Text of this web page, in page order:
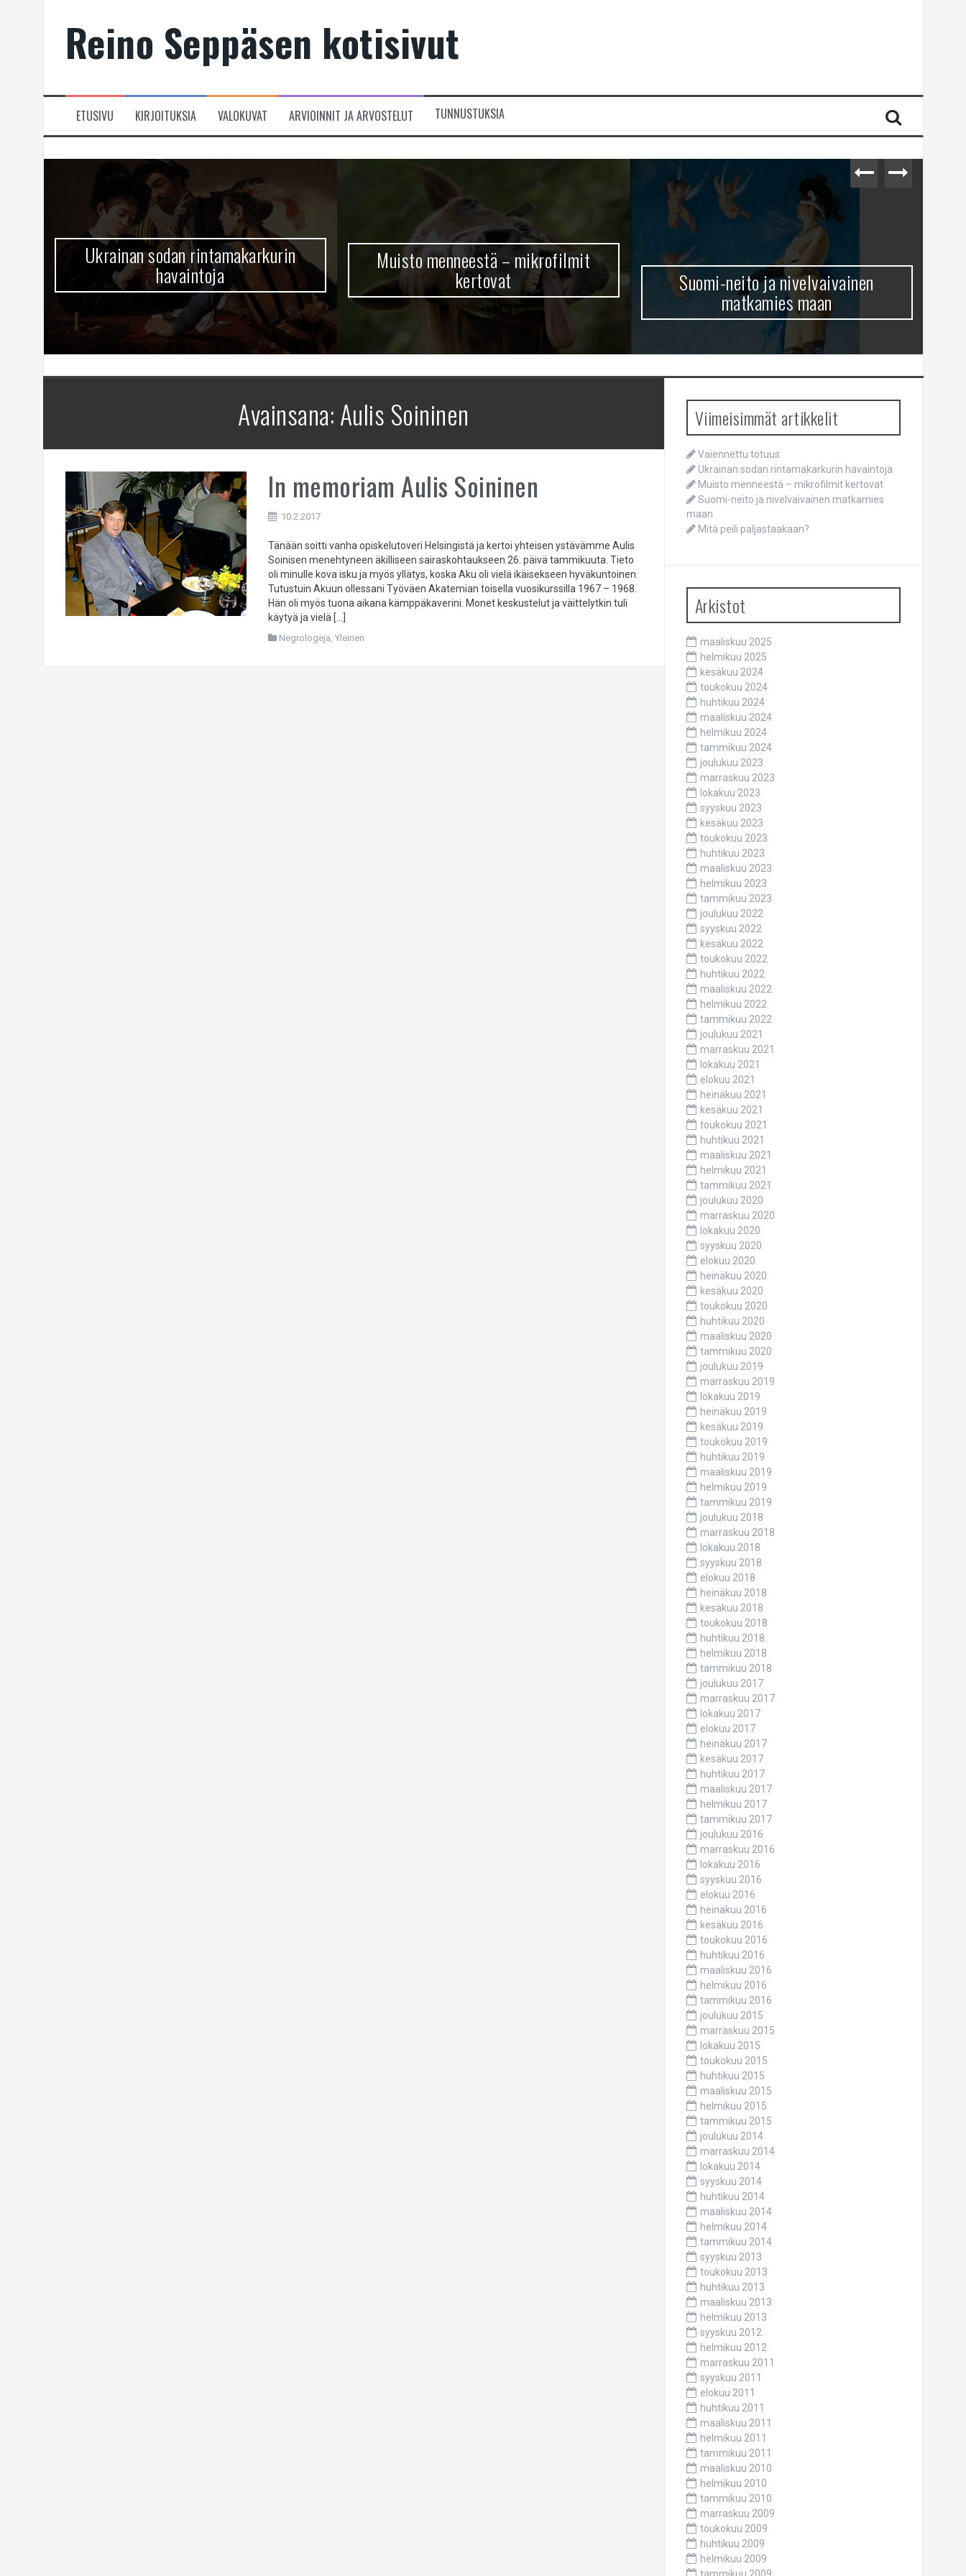
Reino Seppäsen kotisivut
ETUSIVU KIRJOITUKSIA VALOKUVAT ARVIOINNIT JA ARVOSTELUT TUNNUSTUKSIA
Ukrainan sodan rintamakarkurin
havaintoja
Muisto menneestä – mikrofilmit
kertovat Suomi-neito ja nivelvaivainen
matkamies maan
Avainsana:Aulis Soininen
In memoriam Aulis Soininen
10.2.2017
Tänään soitti vanha opiskelutoveri Helsingistä ja kertoi yhteisen ystävämme Aulis
Soinisen menehtyneen äkilliseen sairaskohtaukseen 26. päivä tammikuuta. Tieto
oli minulle kova isku ja myös yllätys, koska Aku oli vielä ikäisekseen hyväkuntoinen.
Tutustuin Akuun ollessani Työväen Akatemian toisella vuosikurssilla 1967 – 1968.
Hän oli myös tuona aikana kämppäkaverini. Monet keskustelut ja väittelytkin tuli
käytyä ja vielä […]
Negrologeja,Yleinen
Viimeisimmät artikkelit
Vaiennettu totuus
Ukrainan sodan rintamakarkurin havaintoja
Muisto menneestä – mikrofilmit kertovat
Suomi-neito ja nivelvaivainen matkamies
maan
Mitä peili paljastaakaan?
Arkistot
maaliskuu 2025
helmikuu 2025
kesäkuu 2024
toukokuu 2024
huhtikuu 2024
maaliskuu 2024
helmikuu 2024
tammikuu 2024
joulukuu 2023
marraskuu 2023
lokakuu 2023
syyskuu 2023
kesäkuu 2023
toukokuu 2023
huhtikuu 2023
maaliskuu 2023
helmikuu 2023
tammikuu 2023
joulukuu 2022
syyskuu 2022
kesäkuu 2022
toukokuu 2022
huhtikuu 2022
maaliskuu 2022
helmikuu 2022
tammikuu 2022
joulukuu 2021
marraskuu 2021
lokakuu 2021
elokuu 2021
heinäkuu 2021
kesäkuu 2021
toukokuu 2021
huhtikuu 2021
maaliskuu 2021
helmikuu 2021
tammikuu 2021
joulukuu 2020
marraskuu 2020
lokakuu 2020
syyskuu 2020
elokuu 2020
heinäkuu 2020
kesäkuu 2020
toukokuu 2020
huhtikuu 2020
maaliskuu 2020
tammikuu 2020
joulukuu 2019
marraskuu 2019
lokakuu 2019
heinäkuu 2019
kesäkuu 2019
toukokuu 2019
huhtikuu 2019
maaliskuu 2019
helmikuu 2019
tammikuu 2019
joulukuu 2018
marraskuu 2018
lokakuu 2018
syyskuu 2018
elokuu 2018
heinäkuu 2018
kesäkuu 2018
toukokuu 2018
huhtikuu 2018
helmikuu 2018
tammikuu 2018
joulukuu 2017
marraskuu 2017
lokakuu 2017
elokuu 2017
heinäkuu 2017
kesäkuu 2017
huhtikuu 2017
maaliskuu 2017
helmikuu 2017
tammikuu 2017
joulukuu 2016
marraskuu 2016
lokakuu 2016
syyskuu 2016
elokuu 2016
heinäkuu 2016
kesäkuu 2016
toukokuu 2016
huhtikuu 2016
maaliskuu 2016
helmikuu 2016
tammikuu 2016
joulukuu 2015
marraskuu 2015
lokakuu 2015
toukokuu 2015
huhtikuu 2015
maaliskuu 2015
helmikuu 2015
tammikuu 2015
joulukuu 2014
marraskuu 2014
lokakuu 2014
syyskuu 2014
huhtikuu 2014
maaliskuu 2014
helmikuu 2014
tammikuu 2014
syyskuu 2013
toukokuu 2013
huhtikuu 2013
maaliskuu 2013
helmikuu 2013
syyskuu 2012
helmikuu 2012
marraskuu 2011
syyskuu 2011
elokuu 2011
huhtikuu 2011
maaliskuu 2011
helmikuu 2011
tammikuu 2011
maaliskuu 2010
helmikuu 2010
tammikuu 2010
marraskuu 2009
toukokuu 2009
huhtikuu 2009
helmikuu 2009